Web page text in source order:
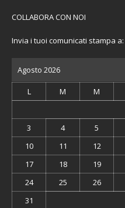
COLLABORA CON NOI
Invia i tuoi comunicati stampa a:
Agosto 2026
L M M
3
4 5
10
11 12
17
18 19
24
25 26
31